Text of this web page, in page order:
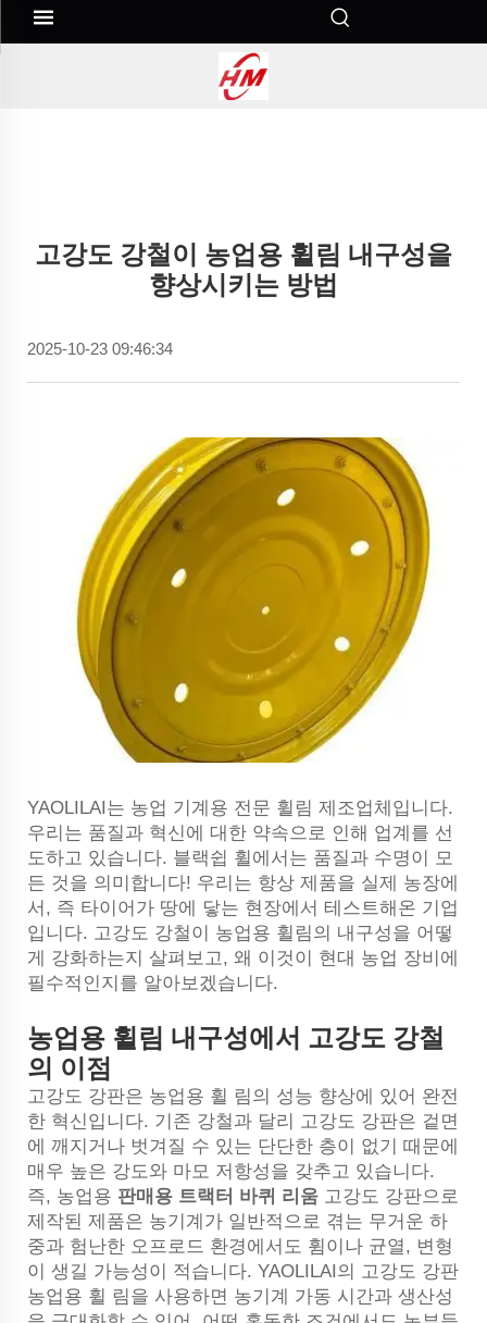
고강도 강철이 농업용 휠림 내구성을
향상시키는 방법
2025-10-23 09:46:34
YAOLILAI는 농업 기계용 전문 휠림 제조업체입니다.
우리는 품질과 혁신에 대한 약속으로 인해 업계를 선
도하고 있습니다. 블랙쉽 휠에서는 품질과 수명이 모
든 것을 의미합니다! 우리는 항상 제품을 실제 농장에
서, 즉 타이어가 땅에 닿는 현장에서 테스트해온 기업
입니다. 고강도 강철이 농업용 휠림의 내구성을 어떻
게 강화하는지 살펴보고, 왜 이것이 현대 농업 장비에
필수적인지를 알아보겠습니다.
농업용 휠림 내구성에서 고강도 강철
의 이점
고강도 강판은 농업용 휠 림의 성능 향상에 있어 완전
한 혁신입니다. 기존 강철과 달리 고강도 강판은 겉면
에 깨지거나 벗겨질 수 있는 단단한 층이 없기 때문에
매우 높은 강도와 마모 저항성을 갖추고 있습니다.
즉, 농업용 판매용 트랙터 바퀴 리움 고강도 강판으로
제작된 제품은 농기계가 일반적으로 겪는 무거운 하
중과 험난한 오프로드 환경에서도 휨이나 균열, 변형
이 생길 가능성이 적습니다. YAOLILAI의 고강도 강판
농업용 휠 림을 사용하면 농기계 가동 시간과 생산성